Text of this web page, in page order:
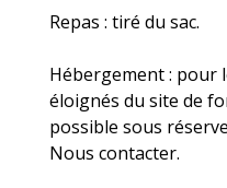
Repas : tiré du sac.
Hébergement : pour
éloignés du site de
possible sous
Nous contacter.